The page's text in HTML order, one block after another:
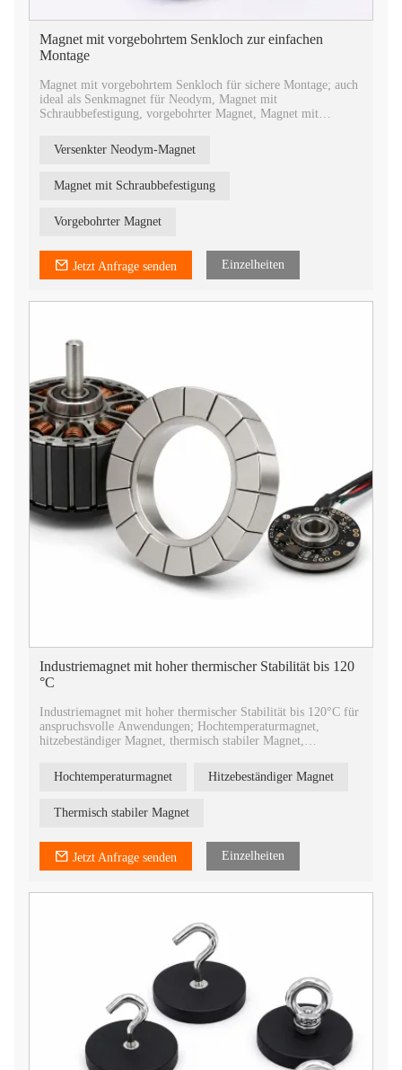
Magnet mit vorgebohrtem Senkloch zur einfachen
Montage
Magnet mit vorgebohrtem Senkloch für sichere Montage; auch
ideal als Senkmagnet für Neodym, Magnet mit
Schraubbefestigung, vorgebohrter Magnet, Magnet mit
Versenkter Neodym-Magnet
Magnet mit Schraubbefestigung
Vorgebohrter Magnet
Jetzt Anfrage senden Einzelheiten
Industriemagnet mit hoher thermischer Stabilität bis 120
°C
Industriemagnet mit hoher thermischer Stabilität bis 120°C für
anspruchsvolle Anwendungen; Hochtemperaturmagnet,
hitzebeständiger Magnet, thermisch stabiler Magnet,
Magnet.
Hochtemperaturmagnet Hitzebeständiger Magnet
Thermisch stabiler Magnet
Jetzt Anfrage senden Einzelheiten